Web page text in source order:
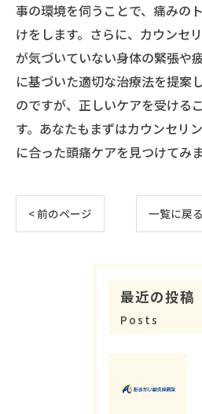
事の環境を伺うことで、痛みの
けをします。さらに、カウンセ
が気づいていない身体の緊張や
に基づいた適切な治療法を提案
のですが、正しいケアを受ける
す。あなたもまずはカウンセリ
に合った頭痛ケアを見つけてみ
< 前のページ 一覧に戻る
最近の投稿
Posts